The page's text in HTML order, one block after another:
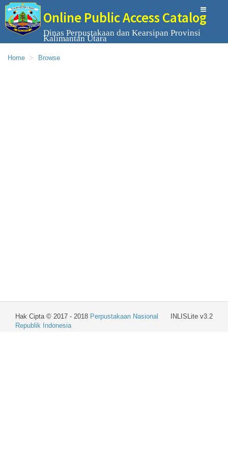
Online Public Access Catalog
Dinas Perpustakaan dan Kearsipan Provinsi
Kalimantan Utara
Home Browse
INLISLite v3.2
Hak Cipta © 2017 - 2018 Perpustakaan Nasional
Republik Indonesia